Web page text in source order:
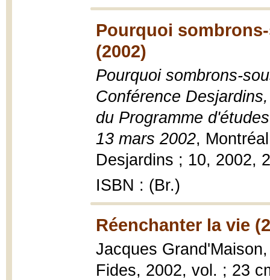
Pourquoi
(2002)
Pourquoi sombrons-
Conférence
du Programme
13 mars 2002,
Desjardins ; 10, 2002,
ISBN : (Br.)
Réenchanter la vie
Jacques
Fides, 2002, vol. ; 23